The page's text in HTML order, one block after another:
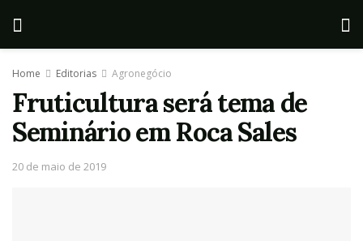
Home Editorias Agronegócio
Fruticultura será tema de
Seminário em Roca Sales
20 de maio de 2019